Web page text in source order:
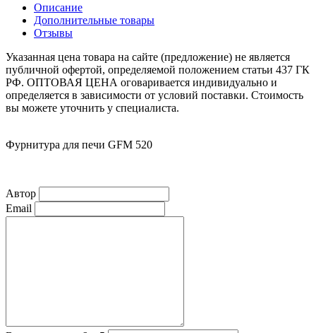
Описание
Дополнительные товары
Отзывы
Указанная цена товара на сайте (предложение) не является
публичной офертой, определяемой положением статьи 437 ГК
РФ. ОПТОВАЯ ЦЕНА оговаривается индивидуально и
определяется в зависимости от условий поставки. Стоимость
вы можете уточнить у специалиста.
Фурнитура для печи GFM 520
Автор
Email